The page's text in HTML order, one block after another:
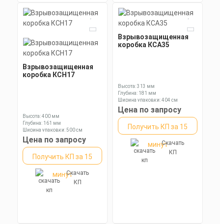
Взрывозащищенная
коробка КСН17
Высота: 400 мм
Глубина: 161 мм
Ширина упаковки: 500 см
Цена по запросу
Получить КП за 15
минутСкачать
КП
Взрывозащищенная
коробка КСА35
Высота: 313 мм
Глубина: 181 мм
Ширина упаковки: 404 см
Цена по запросу
Получить КП за 15
минутСкачать
КП